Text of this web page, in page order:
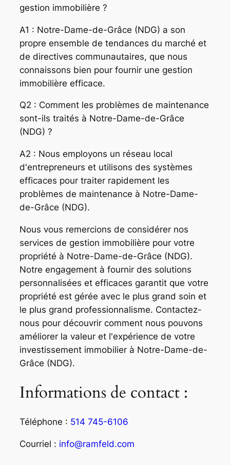
gestion immobilière ?
A1 : Notre-Dame-de-Grâce (NDG) a son
propre ensemble de tendances du marché et
de directives communautaires, que nous
connaissons bien pour fournir une gestion
immobilière efficace.
Q2 : Comment les problèmes de maintenance
sont-ils traités à Notre-Dame-de-Grâce
(NDG) ?
A2 : Nous employons un réseau local
d'entrepreneurs et utilisons des systèmes
efficaces pour traiter rapidement les
problèmes de maintenance à Notre-Dame-
de-Grâce (NDG).
Nous vous remercions de considérer nos
services de gestion immobilière pour votre
propriété à Notre-Dame-de-Grâce (NDG).
Notre engagement à fournir des solutions
personnalisées et efficaces garantit que votre
propriété est gérée avec le plus grand soin et
le plus grand professionnalisme. Contactez-
nous pour découvrir comment nous pouvons
améliorer la valeur et l'expérience de votre
investissement immobilier à Notre-Dame-de-
Grâce (NDG).
Informations de contact :
Téléphone : 514 745-6106
Courriel : info@ramfeld.com